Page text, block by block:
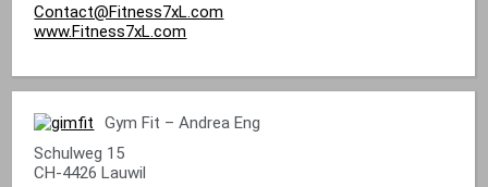
Contact@Fitness7xL.com
www.Fitness7xL.com
Gym Fit – Andrea Eng
Schulweg 15
CH-4426 Lauwil